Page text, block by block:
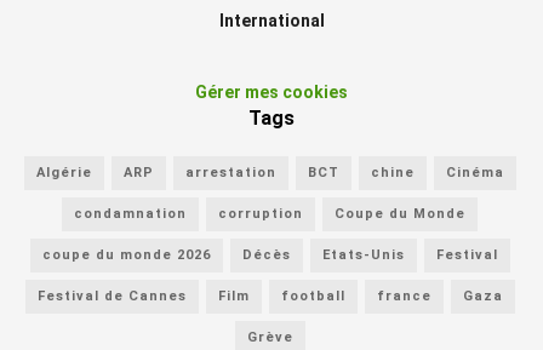
International
Gérer mes cookies
Tags
Algérie ARP arrestation BCT chine Cinéma
condamnation corruption Coupe du Monde
coupe du monde 2026 Décès Etats-Unis Festival
Festival de Cannes Film football france Gaza
Grève